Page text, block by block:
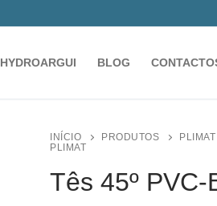
HYDROARGUI BLOG
INÍCIO PRODUTOS
PLIMAT
PLIMAT
Tês 45º PVC-